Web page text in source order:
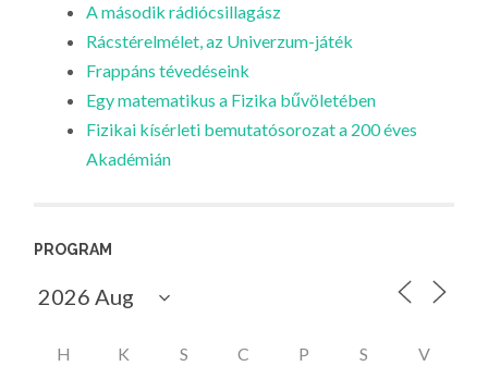
A második rádiócsillagász
Rácstérelmélet, az Univerzum-játék
Frappáns tévedéseink
Egy matematikus a Fizika bűvöletében
Fizikai kísérleti bemutatósorozat a 200 éves
Akadémián
PROGRAM
H K S C P S V